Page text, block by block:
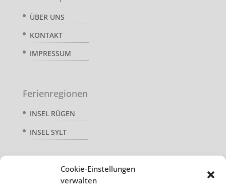
Cookie-Einstellungen
verwalten
ÜBER UNS
KONTAKT
IMPRESSUM
Ferienregionen
INSEL RÜGEN
INSEL SYLT